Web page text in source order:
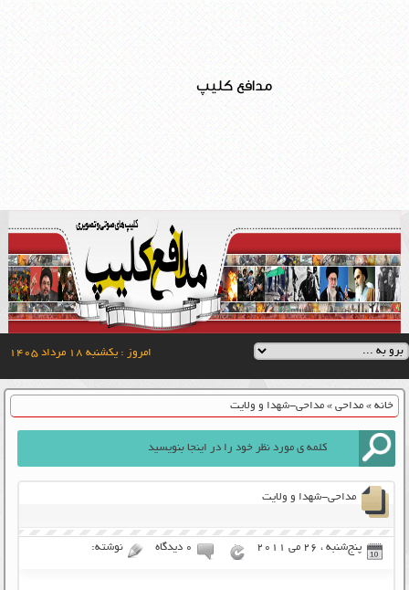
مدافع کلیپ
امروز : یکشنبه ۱۸ مرداد ۱۴۰۵
خانه» مداحی» مداحی-شهدا و ولایت
مداحی-شهدا و ولایت
پنج‌شنبه ، 26 می 2011 ۰ دیدگاه نوشته: